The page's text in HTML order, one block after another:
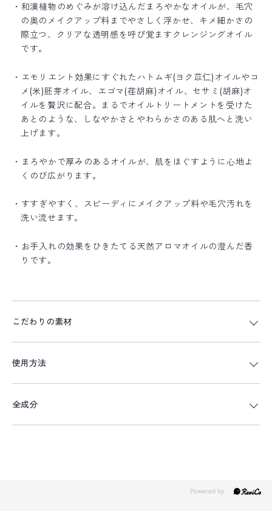
・和漢植物のめぐみが溶け込んだまろやかなオイルが、毛穴
の奥のメイクアップ料までやさしく浮かせ、キメ細かさの
際立つ、クリアな透明感を呼び覚ますクレンジングオイル
です。
・エモリエント効果にすぐれたハトムギ(ヨク苡仁)オイルやコ
メ(米)胚芽オイル、エゴマ(荏胡麻)オイル、セサミ(胡麻)オ
イルを贅沢に配合。まるでオイルトリートメントを受けた
あとのような、しなやかさとやわらかさのある肌へと洗い
上げます。
・まろやかで厚みのあるオイルが、肌をほぐすように心地よ
くのび広がります。
・すすぎやすく、スピーディにメイクアップ料や毛穴汚れを
洗い流せます。
・お手入れの効果をひきたてる天然アロマオイルの澄んだ香
りです。
こだわりの素材
使用方法
全成分